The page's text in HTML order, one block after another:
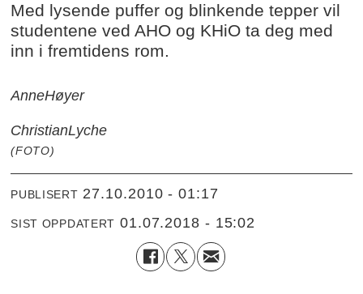
Med lysende puffer og blinkende tepper vil
studentene ved AHO og KHiO ta deg med
inn i fremtidens rom.
AnneHøyer
ChristianLyche
(FOTO)
PUBLISERT 27.10.2010 - 01:17
SIST OPPDATERT 01.07.2018 - 15:02